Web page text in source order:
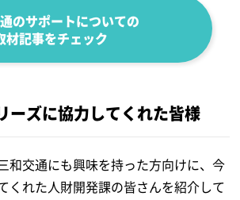
のサポートについての
材記事をチェック
ーズに協力してくれた皆様
和交通にも興味を持った方向けに、今
くれた人財開発課の皆さんを紹介して